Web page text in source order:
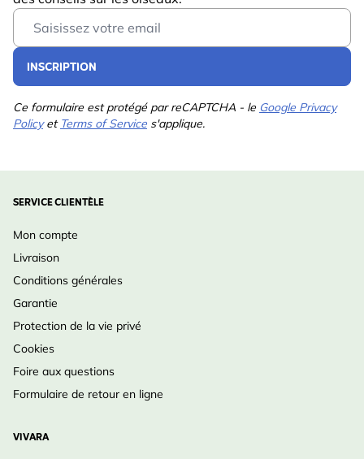
Email Address
INSCRIPTION
Ce formulaire est protégé par reCAPTCHA - le Google Privacy
Policyet Terms of Service s'applique.
SERVICE CLIENTÈLE
Mon compte
Livraison
Conditions générales
Garantie
Protection de la vie privé
Cookies
Foire aux questions
Formulaire de retour en ligne
VIVARA